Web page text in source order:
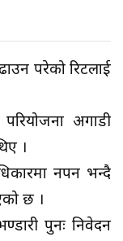
परेको रिटलाई
अगाडी
।
नपर्ने भन्दै
छ ।
पुनः निवेदन